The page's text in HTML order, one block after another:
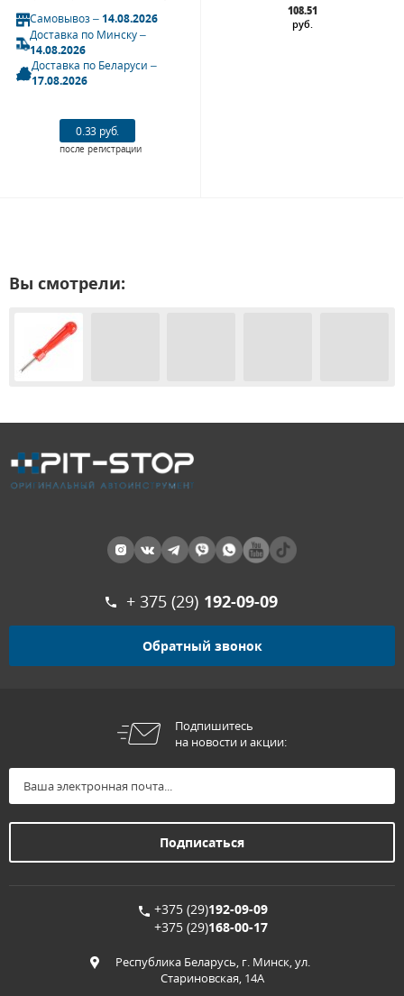
Самовывоз –14.08.2026
Доставка по Минску –
14.08.2026
Доставка по Беларуси –
17.08.2026
0.33 руб.
после регистрации
108.51
руб.
Вы смотрели:
+ 375 (29) 192-09-09
Обратный звонок
Подпишитесь
на новости и акции:
+375 (29)192-09-09
+375 (29)168-00-17
Республика Беларусь, г. Минск, ул.
Стариновская, 14А